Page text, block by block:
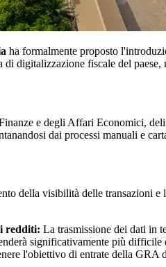
ha formalmente proposto
digitalizzazione fiscale del
e degli Affari Economici,
dai processi manuali e
della visibilità delle transazioni
redditi: La trasmissione dei dati in
significativamente più
l'obiettivo di entrate della GRA